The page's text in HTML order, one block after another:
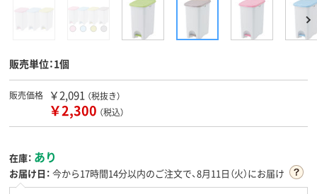
販売単位：1個
販売価格 ￥2,091 （税抜き）
￥2,300 （税込）
在庫： あり
お届け日： 今から17時間14分以内のご注文で、8月11日（火）にお届け